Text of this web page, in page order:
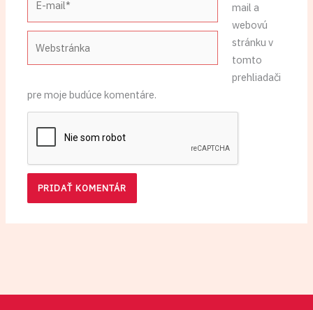
mail a
webovú
stránku v
tomto
prehliadači
pre moje budúce komentáre.